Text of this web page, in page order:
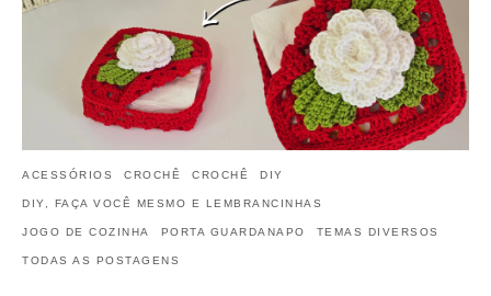
ACESSÓRIOS CROCHÊ CROCHÊ DIY
DIY, FAÇA VOCÊ MESMO E LEMBRANCINHAS
JOGO DE COZINHA PORTA GUARDANAPO TEMAS DIVERSOS
TODAS AS POSTAGENS